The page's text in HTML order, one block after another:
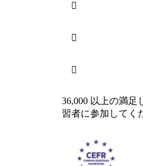



36,000 以上の満足
習者に参加してく